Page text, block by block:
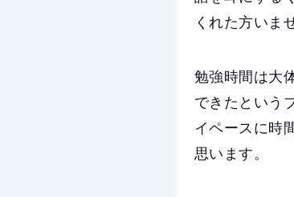
くれた方いま
勉強時間は大
できたという
イペースに時
思います。